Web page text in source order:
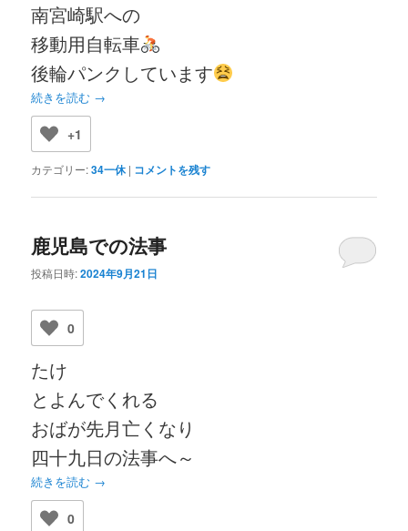
南宮崎駅への
移動用自転車
後輪パンクしています
続きを読む →
+1
カテゴリー:34一休 | コメントを残す
鹿児島での法事
投稿日時:2024年9月21日
0
たけ
とよんでくれる
おばが先月亡くなり
四十九日の法事へ～
続きを読む →
0